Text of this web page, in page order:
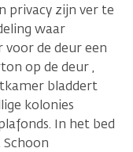
privacy zijn ver te
waar
de deur een
op de deur ,
bladdert
kolonies
In het bed